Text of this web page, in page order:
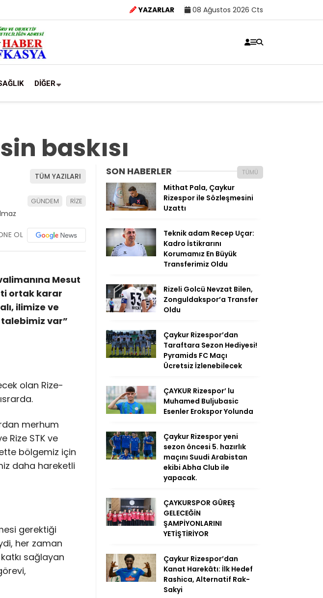
YAZARLAR 08 Ağustos 2026 Cts
DİĞER
baskısı
TÜM YAZILARI
GÜNDEM RİZE
OL
Mesut
ortak karar
ilimize ve
talebimiz var”
olan Rize-
merhum
Rize STK ve
bölgemiz için
daha hareketli
gerektiği
her zaman
sağlayan
SON HABERLER TÜMÜ
Mithat Pala, Çaykur
Rizespor ile Sözleşmesini
Uzattı
Teknik adam Recep Uçar:
Kadro İstikrarını
Korumamız En Büyük
Transferimiz Oldu
Rizeli Golcü Nevzat Bilen,
Zonguldakspor’a Transfer
Oldu
Çaykur Rizespor’dan
Taraftara Sezon Hediyesi!
Pyramids FC Maçı
Ücretsiz İzlenebilecek
ÇAYKUR Rizespor’ lu
Muhamed Buljubasic
Esenler Erokspor Yolunda
Çaykur Rizespor yeni
sezon öncesi 5. hazırlık
maçını Suudi Arabistan
ekibi Abha Club ile
yapacak.
ÇAYKURSPOR GÜREŞ
GELECEĞİN
ŞAMPİYONLARINI
YETİŞTİRİYOR
Çaykur Rizespor’dan
Kanat Harekâtı: İlk Hedef
Rashica, Alternatif Rak-
Sakyi